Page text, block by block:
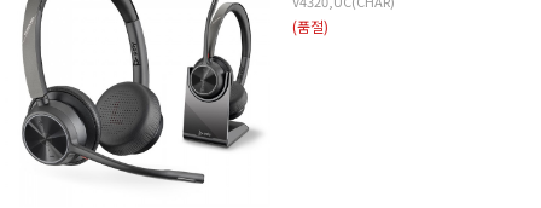
(품절)